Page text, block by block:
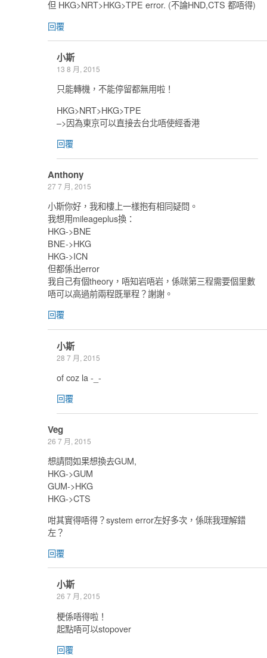
但 HKG>NRT>HKG>TPE error. (不論HND,CTS 都唔得)
回覆
小斯
13 8 月, 2015
只能轉機，不能停留都無用啦！
HKG>NRT>HKG>TPE
–>因為東京可以直接去台北唔使經香港
回覆
Anthony
27 7 月, 2015
小斯你好，我和樓上一樣抱有相同疑問。
我想用mileageplus換：
HKG->BNE
BNE->HKG
HKG->ICN
但都係出error
我自己有個theory，唔知岩唔岩，係咪第三程需要個里數
唔可以高過前兩程既單程？謝謝。
回覆
小斯
28 7 月, 2015
of coz la -_-
回覆
Veg
26 7 月, 2015
想請問如果想換去GUM,
HKG->GUM
GUM->HKG
HKG->CTS
咁其實得唔得？system error左好多次，係咪我理解錯
左？
回覆
小斯
26 7 月, 2015
梗係唔得啦！
起點唔可以stopover
回覆